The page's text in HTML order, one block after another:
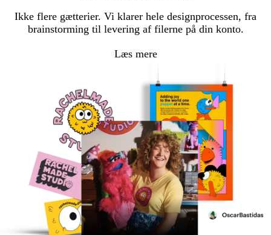
Ikke flere gætterier. Vi klarer hele designprocessen, fra
brainstorming til levering af filerne på din konto.
Læs mere